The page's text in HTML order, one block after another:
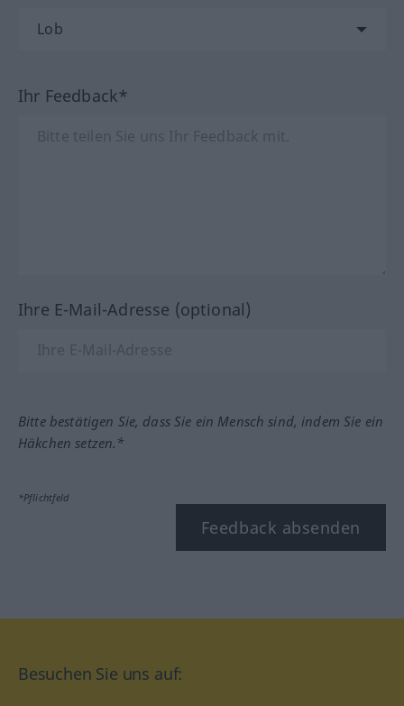
Ihr Feedback*
Ihre E-Mail-Adresse (optional)
Bitte bestätigen Sie, dass Sie ein Mensch sind, indem Sie ein
Häkchen setzen.*
*Pflichtfeld
Feedback absenden
Besuchen Sie uns auf: